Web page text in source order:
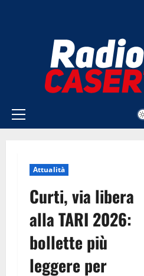
Menu
Attualità
Curti, via libera
alla TARI 2026:
bollette più
leggere per